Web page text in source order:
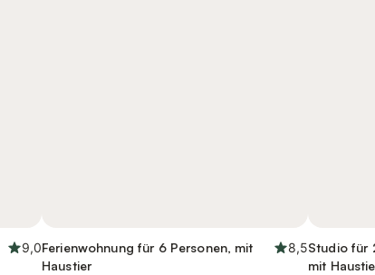
9,0Ferienwohnung für 6 Personen, mit
Haustier
8,5Studio für
mit